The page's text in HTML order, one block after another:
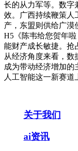
长的从力军等。数字
效。广西持续鞭策人
产，东盟则供给广漠
H5《陈韦给您贺年
能财产成长敏捷。抢
从经济角度来看，数
成为带动经济增加的
人工智能这一新赛道
关于我们
ai资讯